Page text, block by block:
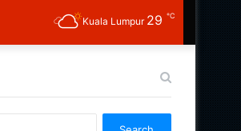
Kuala Lumpur 29 ℃